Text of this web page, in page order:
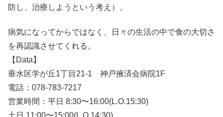
防し、治療しようという考え）。
病気になってからではなく、日々の生活の中で食の大切さ
を再認識させてくれる。
【Data】
垂水区学が丘1丁目21-1 神戸掖済会病院1F
電話：078-783-7217
営業時間：平日 8:30〜16:00(L.O.15:30)